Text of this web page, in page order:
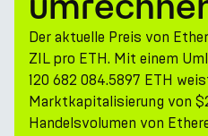
Ressourcen
Unternehmen
Der aktuelle Preis von
ZIL pro ETH. Mit einem
120 682 084.5897 ETH
Marktkapitalisierung von
Handelsvolumen von